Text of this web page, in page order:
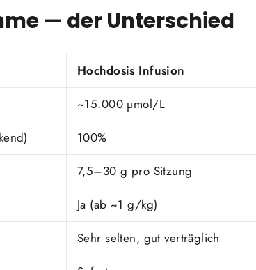
— der Unterschied
Hochdosis Infusion
~15.000 µmol/L
100%
7,5–30 g pro Sitzung
Ja (ab ~1 g/kg)
Sehr selten, gut verträglich